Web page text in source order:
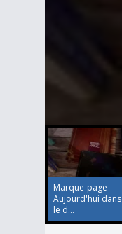
0
seconds
of
2
minutes,
38
secondsVolume
90%
Marque-page -
Aujourd'hui dans
le d...